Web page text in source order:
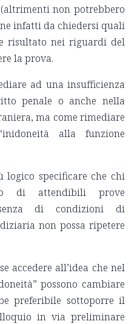
non potrebbero
infatti da chiedersi quali
risultato nei riguardi del
la prova.
ad una insufficienza
penale o anche nella
ma come rimediare
alla funzione
logico specificare che chi
di attendibili prove
di condizioni di
non possa ripetere
accedere all’idea che nel
possono cambiare
preferibile sottoporre il
in via preliminare